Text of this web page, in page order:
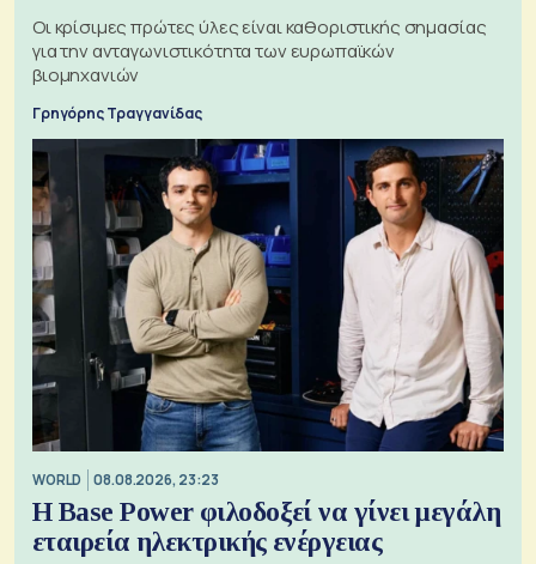
Οι κρίσιμες πρώτες ύλες είναι καθοριστικής σημασίας
για την ανταγωνιστικότητα των ευρωπαϊκών
βιομηχανιών
Γρηγόρης Τραγγανίδας
WORLD 08.08.2026, 23:23
Η Base Power φιλοδοξεί να γίνει μεγάλη
εταιρεία ηλεκτρικής ενέργειας